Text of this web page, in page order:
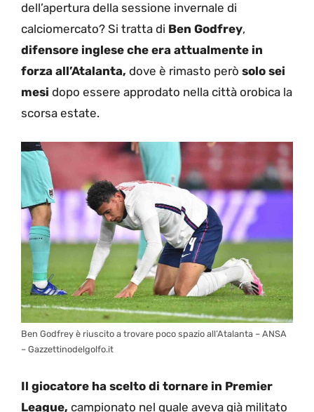
dell’apertura della sessione invernale di
calciomercato? Si tratta di Ben Godfrey,
difensore inglese che era attualmente in
forza all’Atalanta, dove è rimasto però solo sei
mesi dopo essere approdato nella città orobica la
scorsa estate.
Ben Godfrey è riuscito a trovare poco spazio all’Atalanta – ANSA
– Gazzettinodelgolfo.it
Il giocatore ha scelto di tornare in Premier
League, campionato nel quale aveva già militato